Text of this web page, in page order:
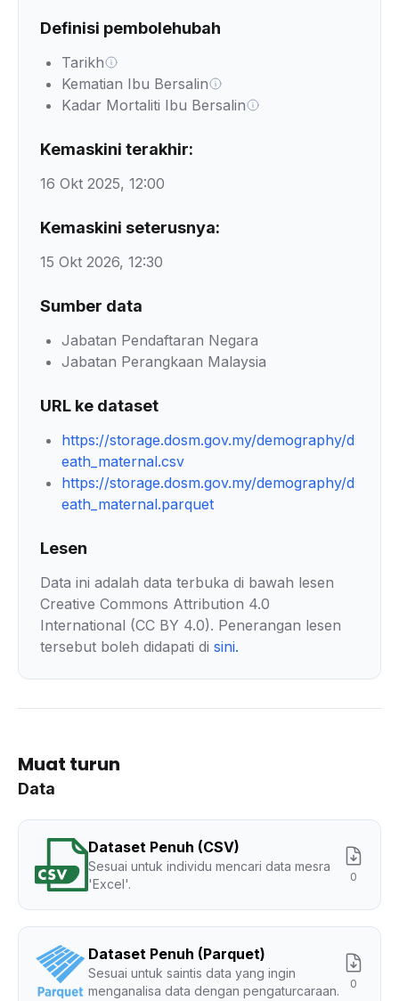
Definisi pembolehubah
Tarikh
Kematian Ibu Bersalin
Kadar Mortaliti Ibu Bersalin
Kemaskini terakhir:
16 Okt 2025, 12:00
Kemaskini seterusnya:
15 Okt 2026, 12:30
Sumber data
Jabatan Pendaftaran Negara
Jabatan Perangkaan Malaysia
URL ke dataset
https://storage.dosm.gov.my/demography/d
eath_maternal.csv
https://storage.dosm.gov.my/demography/d
eath_maternal.parquet
Lesen
Data ini adalah data terbuka di bawah lesen
Creative Commons Attribution 4.0
International (CC BY 4.0). Penerangan lesen
tersebut boleh didapati di sini.
Muat turun
Data
Dataset Penuh (CSV)
Sesuai untuk individu mencari data mesra
'Excel'.
0
Dataset Penuh (Parquet)
Sesuai untuk saintis data yang ingin
menganalisa data dengan pengaturcaraan.
0